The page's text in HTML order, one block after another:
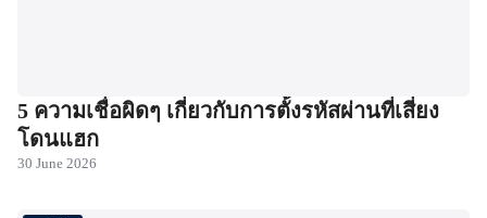
5 ความเชื่อผิดๆ เกี่ยวกับการตั้งรหัสผ่านที่เสี่ยง
โดนแฮก
30 June 2026